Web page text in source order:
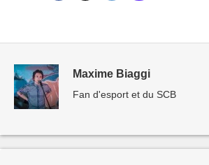
Maxime Biaggi
Fan d'esport et du SCB